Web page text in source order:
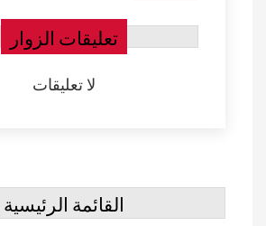
تعليقات الزوار
لا تعليقات
القائمة الرئيسية